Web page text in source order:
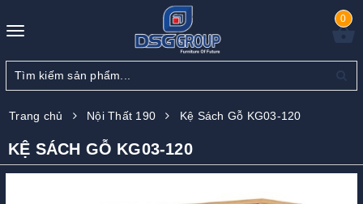
Toggle
0
Trang chủ Nội Thất 190 Kệ Sách Gỗ KG03-120
KỆ SÁCH GỖ KG03-120